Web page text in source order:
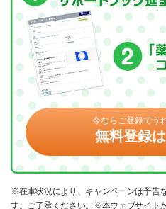
今ならご登録でう
無料登録
※在庫状況により、キャンペーンは予告
す。ご了承ください。※本ウェブサイト